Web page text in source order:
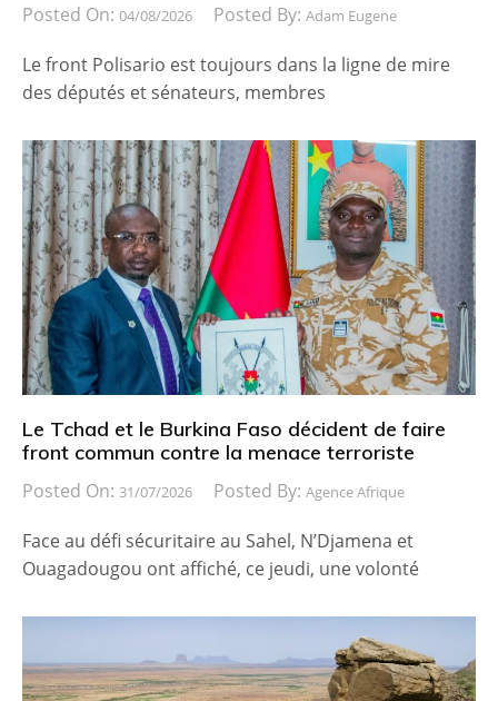
Posted On: 04/08/2026 Posted By: Adam Eugene
Le front Polisario est toujours dans la ligne de mire
des députés et sénateurs, membres
Le Tchad et le Burkina Faso décident de faire
front commun contre la menace terroriste
Posted On: 31/07/2026 Posted By: Agence Afrique
Face au défi sécuritaire au Sahel, N’Djamena et
Ouagadougou ont affiché, ce jeudi, une volonté